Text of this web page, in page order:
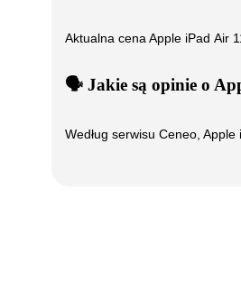
Aktualna cena Apple iPad Air
🗣️ ️ Jakie są opinie o
Według serwisu Ceneo, Apple